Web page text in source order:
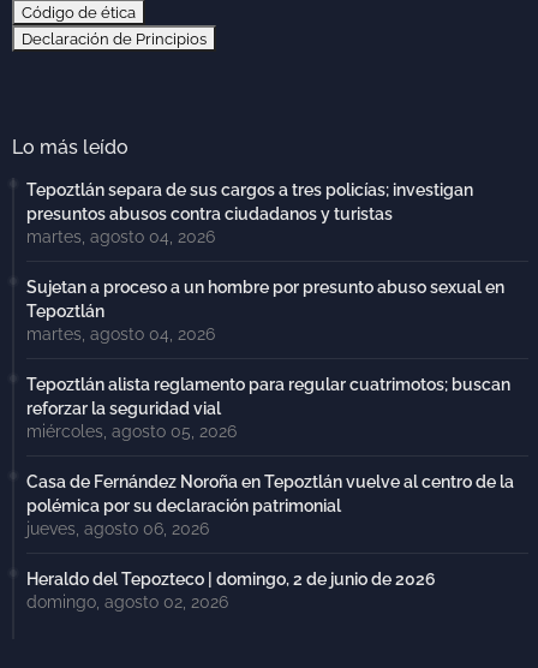
Código de ética
Declaración de Principios
Lo más leído
Tepoztlán separa de sus cargos a tres policías; investigan
presuntos abusos contra ciudadanos y turistas
martes, agosto 04, 2026
Sujetan a proceso a un hombre por presunto abuso sexual en
Tepoztlán
martes, agosto 04, 2026
Tepoztlán alista reglamento para regular cuatrimotos; buscan
reforzar la seguridad vial
miércoles, agosto 05, 2026
Casa de Fernández Noroña en Tepoztlán vuelve al centro de la
polémica por su declaración patrimonial
jueves, agosto 06, 2026
Heraldo del Tepozteco | domingo, 2 de junio de 2026
domingo, agosto 02, 2026